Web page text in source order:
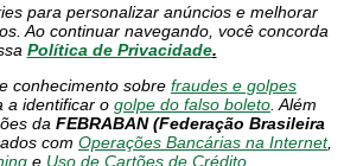
para personalizar anúncios e melhorar
Ao continuar navegando, você concorda
Política de Privacidade.
conhecimento sobre fraudes e golpes
a identificar o golpe do falso boleto. Além
da FEBRABAN (Federação Brasileira
com Operações Bancárias na Internet,
e Uso de Cartões de Crédito.